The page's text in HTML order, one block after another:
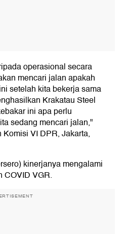
operasional secara
mencari jalan apakah
setelah kita bekerja sama
Krakatau Steel
ini apa perlu
sedang mencari jalan,"
VI DPR, Jakarta,
kinerjanya mengalami
COVID VGR.